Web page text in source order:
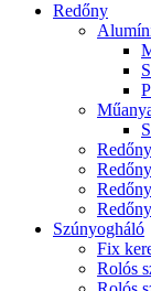
Redőny
Szúnyogháló
Fix
Rolós